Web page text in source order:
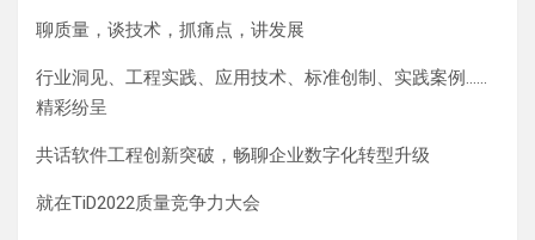
聊质量，谈技术，抓痛点，讲发展
行业洞见、工程实践、应用技术、标准创制、实践案例……
精彩纷呈
共话软件工程创新突破，畅聊企业数字化转型升级
就在TiD2022质量竞争力大会